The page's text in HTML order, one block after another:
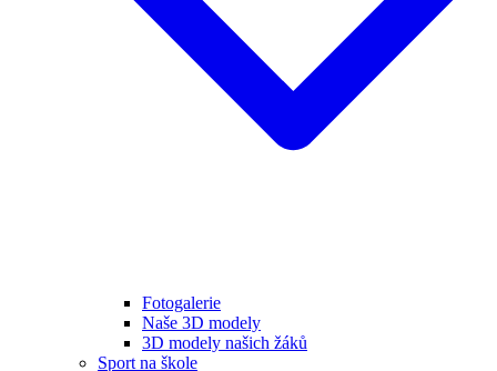
Fotogalerie
Naše 3D modely
3D modely našich žáků
Sport na škole